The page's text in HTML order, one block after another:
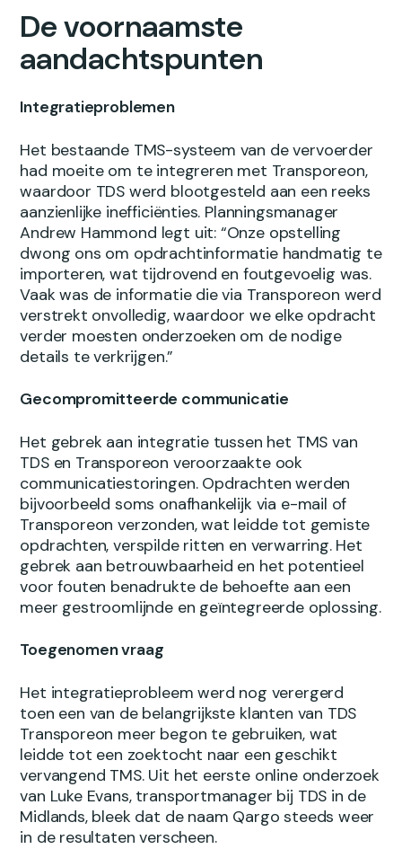
De voornaamste
aandachtspunten
Integratieproblemen
Het bestaande TMS-systeem van de vervoerder
had moeite om te integreren met Transporeon,
waardoor TDS werd blootgesteld aan een reeks
aanzienlijke inefficiënties. Planningsmanager
Andrew Hammond legt uit: “Onze opstelling
dwong ons om opdrachtinformatie handmatig te
importeren, wat tijdrovend en foutgevoelig was.
Vaak was de informatie die via Transporeon werd
verstrekt onvolledig, waardoor we elke opdracht
verder moesten onderzoeken om de nodige
details te verkrijgen.”
Gecompromitteerde communicatie
Het gebrek aan integratie tussen het TMS van
TDS en Transporeon veroorzaakte ook
communicatiestoringen. Opdrachten werden
bijvoorbeeld soms onafhankelijk via e-mail of
Transporeon verzonden, wat leidde tot gemiste
opdrachten, verspilde ritten en verwarring. Het
gebrek aan betrouwbaarheid en het potentieel
voor fouten benadrukte de behoefte aan een
meer gestroomlijnde en geïntegreerde oplossing.
Toegenomen vraag
Het integratieprobleem werd nog verergerd
toen een van de belangrijkste klanten van TDS
Transporeon meer begon te gebruiken, wat
leidde tot een zoektocht naar een geschikt
vervangend TMS. Uit het eerste online onderzoek
van Luke Evans, transportmanager bij TDS in de
Midlands, bleek dat de naam Qargo steeds weer
in de resultaten verscheen.